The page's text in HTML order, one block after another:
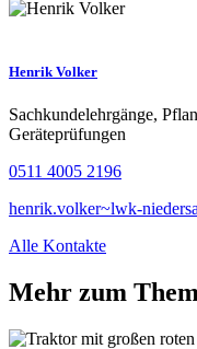
Henrik Volker
Sachkundelehrgänge,
Geräteprüfungen
0511 4005 2196
henrik.volker~lwk-
Alle Kontakte
Mehr zum